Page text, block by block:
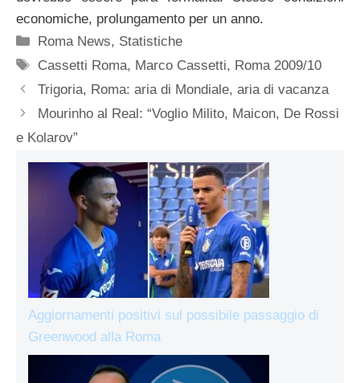
economiche, prolungamento per un anno.
Categorie
Roma News, Statistiche
Tag
Cassetti Roma, Marco Cassetti, Roma 2009/10
Trigoria, Roma: aria di Mondiale, aria di vacanza
Mourinho al Real: “Voglio Milito, Maicon, De Rossi
e Kolarov”
Aggiornamenti positivi sul possibile passaggio di
Greenwood alla Roma